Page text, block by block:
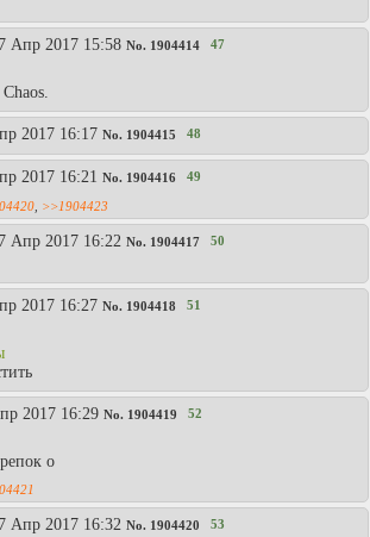
Апр 2017 15:58 No. 1904414 47
2017 16:17 No. 1904415 48
2017 16:21 No. 1904416 49
>>1904423
Апр 2017 16:22 No. 1904417 50
2017 16:27 No. 1904418 51
2017 16:29 No. 1904419 52
о
Апр 2017 16:32 No. 1904420 53